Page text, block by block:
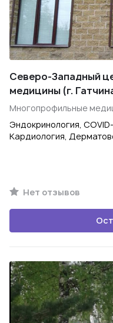
Северо-Западный
медицины (г.
Многопрофильные
Эндокринология,
Кардиология,
Нет отзывов